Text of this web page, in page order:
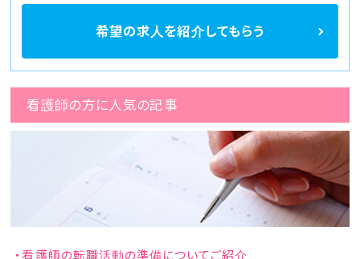
希望の求人を紹介してもらう
看護師の方に人気の記事
・看護師の転職活動の準備についてご紹介